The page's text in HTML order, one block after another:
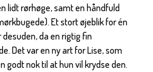
lidt rørhøge, samt en håndfuld
Et stort øjeblik for én
da en rigtig fin
Det var en ny art for Lise, som
godt nok til at hun vil krydse den.